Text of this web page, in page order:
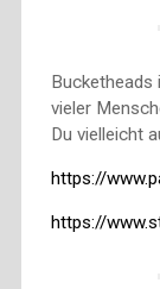
Bucketheads
vieler
Du vielleicht
https://
https://